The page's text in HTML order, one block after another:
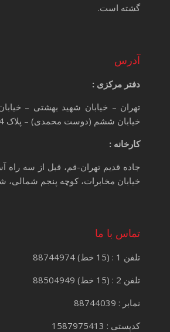
گشته است.
آدرس
دفتر مرکزی :
تهران – خیابان شهید بهشتی –
خیابان ششم (دوست محمدی) – پلاک 4 ساختمان تتیس
کارخانه :
جاده قدیم تهران-قم، قبل از سه راه
خیابان مخابرات، کوچه پنجم شمالی،
تماس با ما
تلفن 1 : (15 خط) 88744974
تلفن 2 : (15 خط) 88504949
نمابر : 88744039
کدپستی : 1587975413